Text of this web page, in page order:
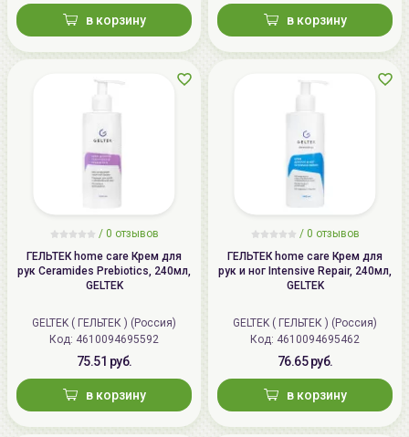
в корзину в корзину
/ 0 отзывов
ГЕЛЬТЕК home care Крем для
рук Ceramides Prebiotics, 240мл,
GELTEK
GELTEK ( ГЕЛЬТЕК ) (Россия)
Код: 4610094695592
75.51 руб.
в корзину
/ 0 отзывов
ГЕЛЬТЕК home care Крем для
рук и ног Intensive Repair, 240мл,
GELTEK
GELTEK ( ГЕЛЬТЕК ) (Россия)
Код: 4610094695462
76.65 руб.
в корзину